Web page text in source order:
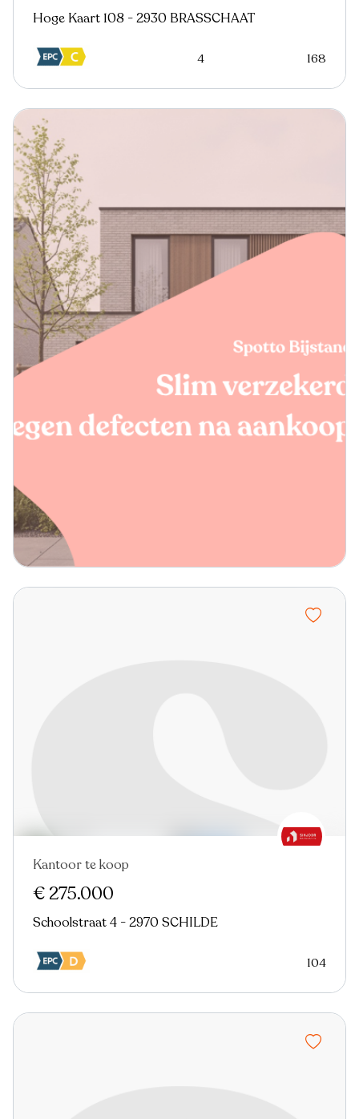
Hoge Kaart 108 - 2930 BRASSCHAAT
4 168
Kantoor te koop
€ 275.000
Schoolstraat 4 - 2970 SCHILDE
104